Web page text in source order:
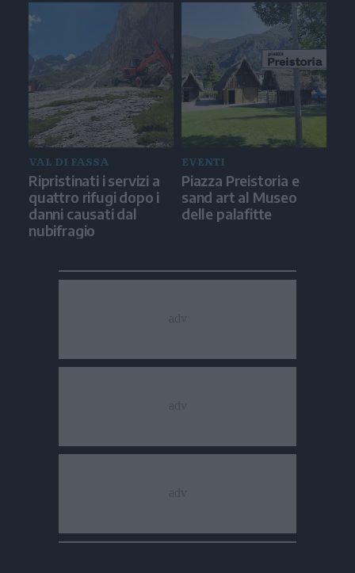
VAL DI FASSA
Ripristinati i servizi a
quattro rifugi dopo i
danni causati dal
nubifragio
EVENTI
Piazza Preistoria e
sand art al Museo
delle palafitte